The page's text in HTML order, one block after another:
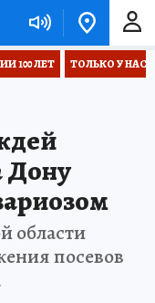
100 ЛЕТ ТОЛЬКО У НАС
Дону
области
посевов